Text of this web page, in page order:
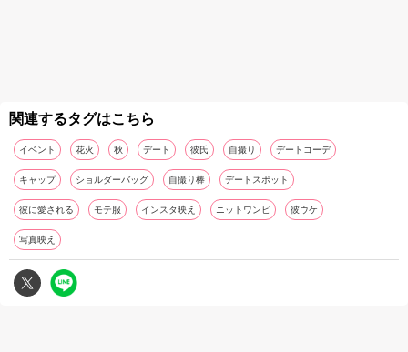
関連するタグはこちら
イベント 花火 秋 デート 彼氏 自撮り デートコーデ
キャップ ショルダーバッグ 自撮り棒 デートスポット
彼に愛される モテ服 インスタ映え ニットワンピ 彼ウケ
写真映え